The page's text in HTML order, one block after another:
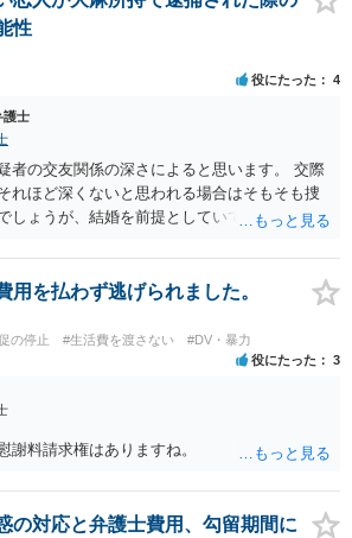
性
役にたった 4
護士
者の交友関係の深さによると思います。 交際
れほど深くないと思われる場合はそもそも捜
しょうが、結婚を前提としていて、頻繁にLIN
が存在する場合、まずは任意での参考人聴取
けて捜索差押許可状の発布を検討する、とい
恋人にあたる方とのやり取り中に薬物の存在
切なく、共同所持が疑われる状況にないので
ないかと思われます。
用を払わず逃げられました。
の停止 #生活費を渡さない #DV・暴力
役にたった 3
謝料請求権はありますね。
の対応と弁護士費用、勾留期間に